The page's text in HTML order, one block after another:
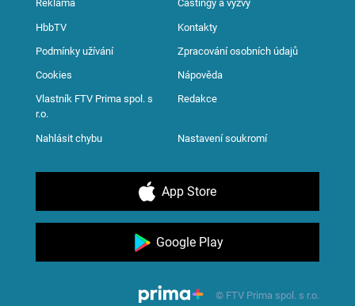
Reklama Castingy a výzvy
HbbTV Kontakty
Podmínky užívání Zpracování osobních údajů
Cookies Nápověda
Vlastník FTV Prima spol. s
r.o.
Redakce
Nahlásit chybu Nastavení soukromí
App Store
Google Play
© FTV Prima spol. s r.o.